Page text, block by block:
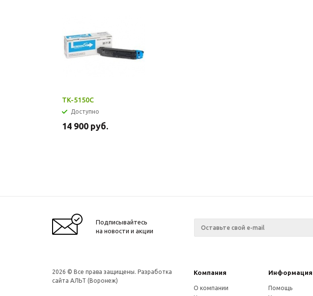
TK-5150C
Доступно
14 900 руб.
Подписывайтесь
на новости и акции
2026 © Все права защищены. Разработка
сайта АЛЬТ (Воронеж)
Компания Информация
О компании
Помощь